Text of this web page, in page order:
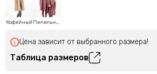
Кофейный Пепельно-розовый
Цена зависит от выбранного размера!
Таблица размеров